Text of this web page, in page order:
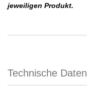
jeweiligen Produkt.
Technische Daten